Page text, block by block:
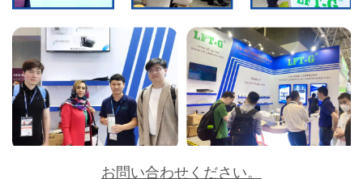
お問い合わせください。